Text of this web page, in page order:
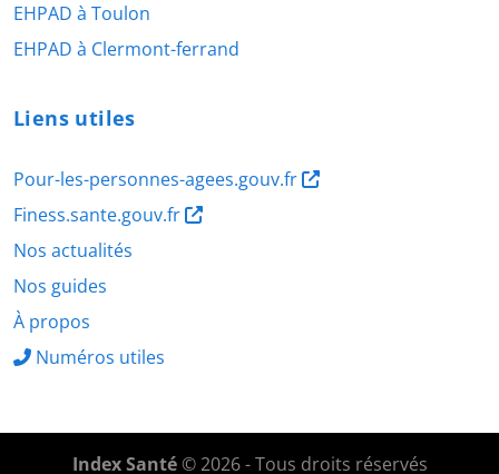
EHPAD à Toulon
EHPAD à Clermont-ferrand
Liens utiles
Pour-les-personnes-agees.gouv.fr
Finess.sante.gouv.fr
Nos actualités
Nos guides
À propos
Numéros utiles
Index Santé© 2026 - Tous droits réservés